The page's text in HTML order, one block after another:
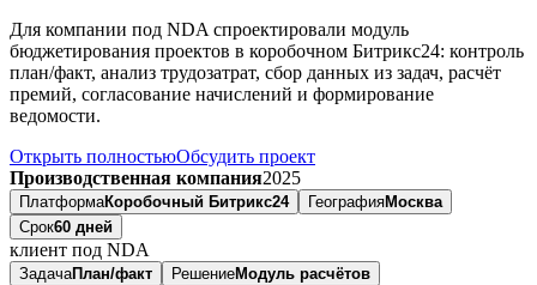
Для компании под NDA спроектировали модуль
бюджетирования проектов в коробочном Битрикс24: контроль
план/факт, анализ трудозатрат, сбор данных из задач, расчёт
премий, согласование начислений и формирование
ведомости.
Открыть полностьюОбсудить проект
Производственная компания2025
ПлатформаКоробочный Битрикс24 ГеографияМосква
Срок60 дней
клиент под NDA
ЗадачаПлан/факт РешениеМодуль расчётов